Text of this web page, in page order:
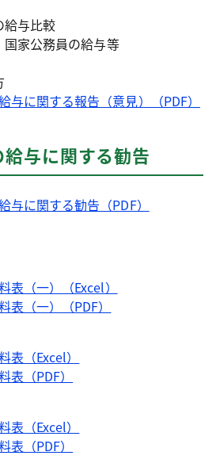
給与比較
家公務員の給与等
に関する報告（意見）（PDF）
与に関する勧告
に関する勧告（PDF）
（一）（Excel）
（一）（PDF）
（Excel）
（PDF）
（Excel）
（PDF）